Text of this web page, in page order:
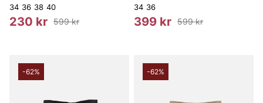
34 36 38 40
230 kr 599 kr
34 36
399 kr 599 kr
-62% -62%